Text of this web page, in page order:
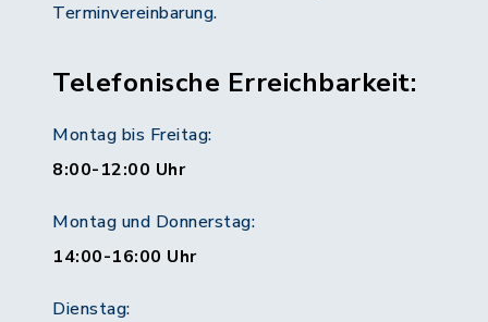
Terminvereinbarung.
Telefonische Erreichbarkeit:
Montag bis Freitag:
8:00-12:00 Uhr
Montag und Donnerstag:
14:00-16:00 Uhr
Dienstag: